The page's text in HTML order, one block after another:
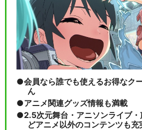
会員なら誰でも使えるお得なク
ん
アニメ関連グッズ情報も満載
2.5次元舞台・アニソンライブ
どアニメ以外のコンテンツも充